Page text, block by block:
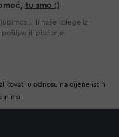
tu smo :)
Ili naše kolege iz
ili plaćanje.
u odnosu na cijene istih